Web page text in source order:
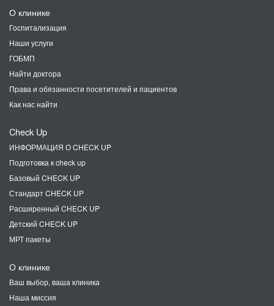
О клинике
Госпитализация
Наши услуги
ГОБМП
Найти доктора
Права и обязанности посетителей и пациентов
Как нас найти
Check Up
ИНФОРМАЦИЯ О CHECK UP
Подготовка к check up
Базовый CHECK UP
Стандарт CHECK UP
Расширенный CHECK UP
Детский CHECK UP
МРТ пакеты
О клинике
Ваш выбор, ваша клиника
Наша миссия